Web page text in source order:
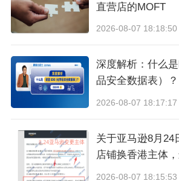
直营店的MOFT
2026-08-07 18:18:50
深度解析：什么
品安全数据表）？
2026-08-07 18:17:17
关于亚马逊8月24
店铺换香港主体
真相
2026-08-07 18:15:53